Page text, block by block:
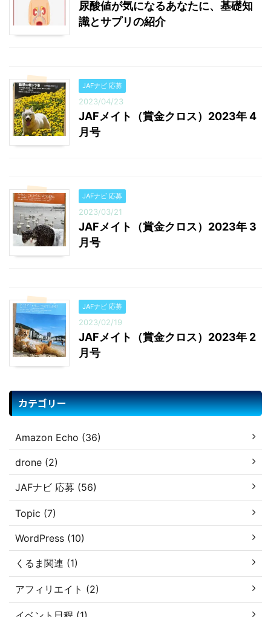
尿酸値が気になるあなたに、基礎知
識とサプリの紹介
JAFナビ 応募
2023/04/23
JAFメイト（賞金クロス）2023年 4
月号
JAFナビ 応募
2023/03/21
JAFメイト（賞金クロス）2023年 3
月号
JAFナビ 応募
2023/02/19
JAFメイト（賞金クロス）2023年 2
月号
カテゴリー
Amazon Echo (36)
drone (2)
JAFナビ 応募 (56)
Topic (7)
WordPress (10)
くるま関連 (1)
アフィリエイト (2)